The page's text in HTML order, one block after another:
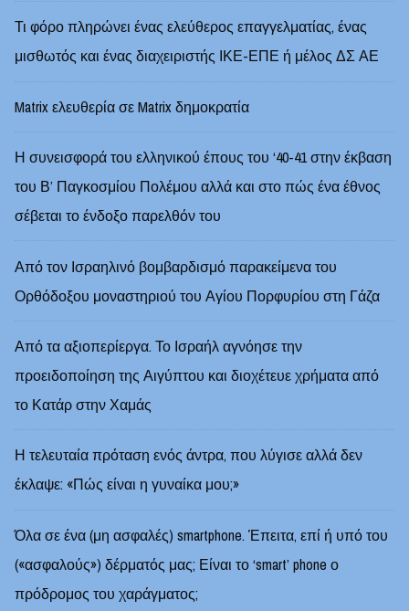
Τι φόρο πληρώνει ένας ελεύθερος επαγγελματίας, ένας
μισθωτός και ένας διαχειριστής ΙΚΕ-ΕΠΕ ή μέλος ΔΣ ΑΕ
Matrix ελευθερία σε Matrix δημοκρατία
Η συνεισφορά του ελληνικού έπους του ‘40-41 στην έκβαση
του Β’ Παγκοσμίου Πολέμου αλλά και στο πώς ένα έθνος
σέβεται το ένδοξο παρελθόν του
Από τον Ισραηλινό βομβαρδισμό παρακείμενα του
Ορθόδοξου μοναστηριού του Αγίου Πορφυρίου στη Γάζα
Από τα αξιοπερίεργα. Το Ισραήλ αγνόησε την
προειδοποίηση της Αιγύπτου και διοχέτευε χρήματα από
το Κατάρ στην Χαμάς
Η τελευταία πρόταση ενός άντρα, που λύγισε αλλά δεν
έκλαψε: «Πώς είναι η γυναίκα μου;»
Όλα σε ένα (μη ασφαλές) smartphone. Έπειτα, επί ή υπό του
(«ασφαλούς») δέρματός μας; Είναι το ‘smart’ phone ο
πρόδρομος του χαράγματος;